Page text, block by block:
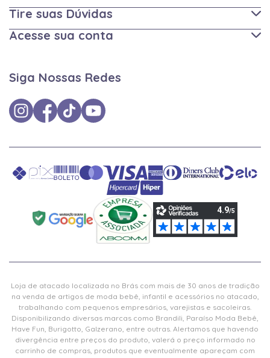
Tire suas Dúvidas
Acesse sua conta
Siga Nossas Redes
Loja de atacado localizada no Brás com mais de 30 anos de tradição
na venda de artigos de moda bebê, infantil e acessórios no atacado,
trabalhando com pequenos empresários, varejistas e sacoleiras.
Disponibilizando diversas marcas como Brandili, Paraíso Moda Bebê,
Have Fun, Burigotto, Galzerano, entre outras. Alertamos que havendo
divergência entre preços do produto, valerá o preço informado no
carrinho de compras, produtos que eventualmente apareçam com